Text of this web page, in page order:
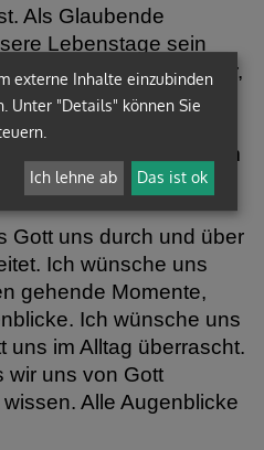
Als Glaubende
Lebenstage sein
Glaubend bekennen wir,
Alltäglichkeit
Als Glaubende sind
mehr Raum in unserem
Gott uns durch und über
Ich wünsche uns
gehende Momente,
Ich wünsche uns
uns im Alltag überrascht.
wir uns von Gott
Alle Augenblicke
externe Inhalte einzubinden
Unter "Details" können Sie
Ich lehne ab Das ist ok